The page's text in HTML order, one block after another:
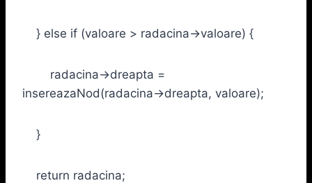
} else if (valoare > radacina->valoare) {
radacina->dreapta =
insereazaNod(radacina->dreapta, valoare);
}
return radacina;